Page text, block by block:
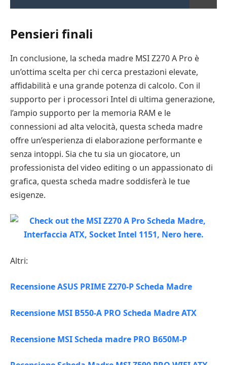
Pensieri finali
In conclusione, la scheda madre MSI Z270 A Pro è
un’ottima scelta per chi cerca prestazioni elevate,
affidabilità e una grande potenza di calcolo. Con il
supporto per i processori Intel di ultima generazione,
l’ampio supporto per la memoria RAM e le
connessioni ad alta velocità, questa scheda madre
offre un’esperienza di elaborazione performante e
senza intoppi. Sia che tu sia un giocatore, un
professionista del video editing o un appassionato di
grafica, questa scheda madre soddisferà le tue
esigenze.
Altri:
Recensione ASUS PRIME Z270-P Scheda Madre
Recensione MSI B550-A PRO Scheda Madre ATX
Recensione MSI Scheda madre PRO B650M-P